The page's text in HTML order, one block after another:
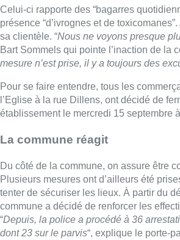
Celui-ci rapporte des “bagarres
présence “d’ivrognes et de
sa clientèle. “Nous ne voyons presque
Bart Sommels qui pointe l’inaction de la
mesure n’est prise, il y a toujours des
Pour se faire entendre, tous les
l’Eglise à la rue Dillens, ont décidé de
établissement le mercredi 15 septembre
La commune réagit
Du côté de la commune, on assure être
Plusieurs mesures ont d’ailleurs été
tenter de sécuriser les lieux. À partir du
commune a décidé de renforcer les
“Depuis, la police a procédé à 36
dont 23 sur le parvis“, explique le porte-